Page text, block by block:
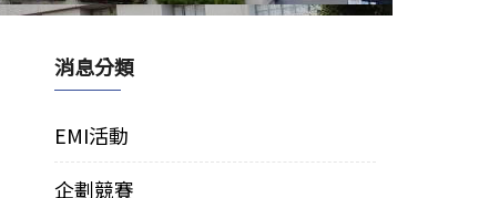
消息分類
EMI活動
企劃競賽